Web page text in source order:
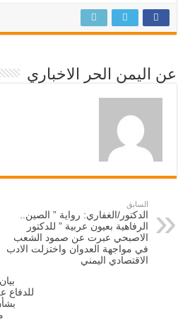
عن اليمن الحر الاخباري
السابق
الدكتور/الغفاري: رواية ” الصين..
الرفاهية بعيون عربية ” للدكتور
الاصبحي عبرت عن صمود الشعب
في مواجهة العدوان واختزلت الادب
الاقتصادي اليمني
للدفاع